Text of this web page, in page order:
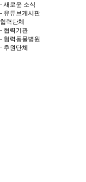
- 새로운 소식
- 유튜브게시판
협력단체
- 협력기관
- 협력동물병원
- 후원단체